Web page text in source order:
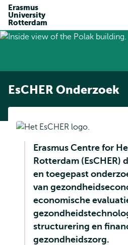
Erasmus
University
Rotterdam
EsCHER Onderzoek
Erasmus Centre for
Rotterdam (EsCHER)
en toegepast
van
economische
structurering en
gezondheidszorg.